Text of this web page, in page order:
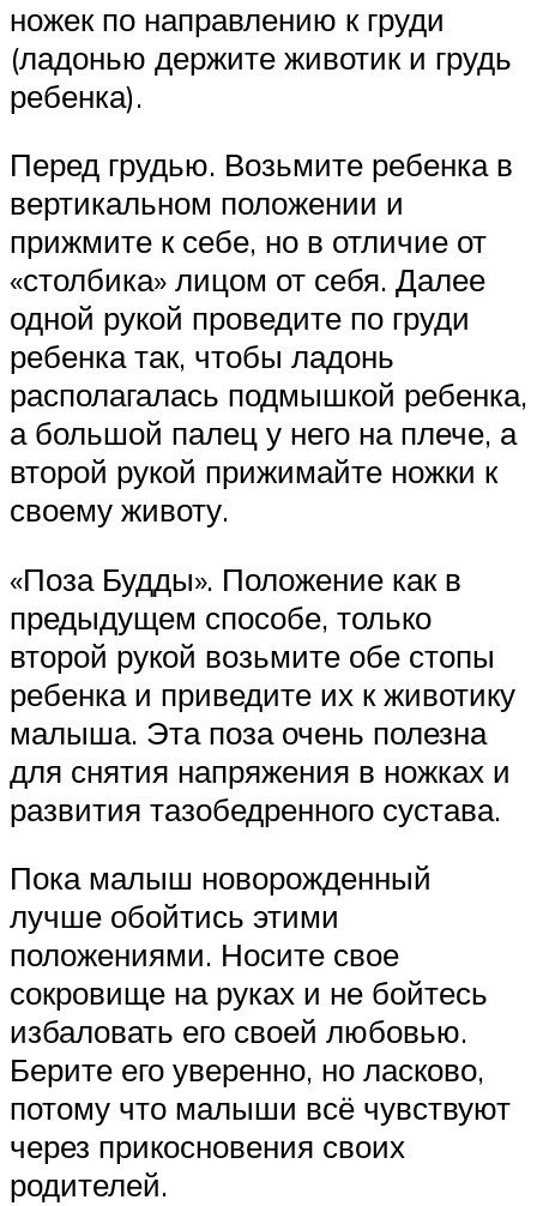
ножек по направлению к груди
(ладонью держите животик и грудь
ребенка).
Перед грудью. Возьмите ребенка в
вертикальном положении и
прижмите к себе, но в отличие от
«столбика» лицом от себя. Далее
одной рукой проведите по груди
ребенка так, чтобы ладонь
располагалась подмышкой ребенка,
а большой палец у него на плече, а
второй рукой прижимайте ножки к
своему животу.
«Поза Будды». Положение как в
предыдущем способе, только
второй рукой возьмите обе стопы
ребенка и приведите их к животику
малыша. Эта поза очень полезна
для снятия напряжения в ножках и
развития тазобедренного сустава.
Пока малыш новорожденный
лучше обойтись этими
положениями. Носите свое
сокровище на руках и не бойтесь
избаловать его своей любовью.
Берите его уверенно, но ласково,
потому что малыши всё чувствуют
через прикосновения своих
родителей.